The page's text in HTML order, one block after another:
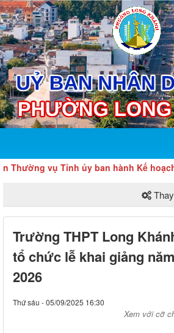
vụ Tỉnh ủy ban hành Kế hoạch
Trường THPT Long
tổ chức lễ khai giảng
2026
Thứ sáu - 05/09/2025 16:30
Xem với cỡ